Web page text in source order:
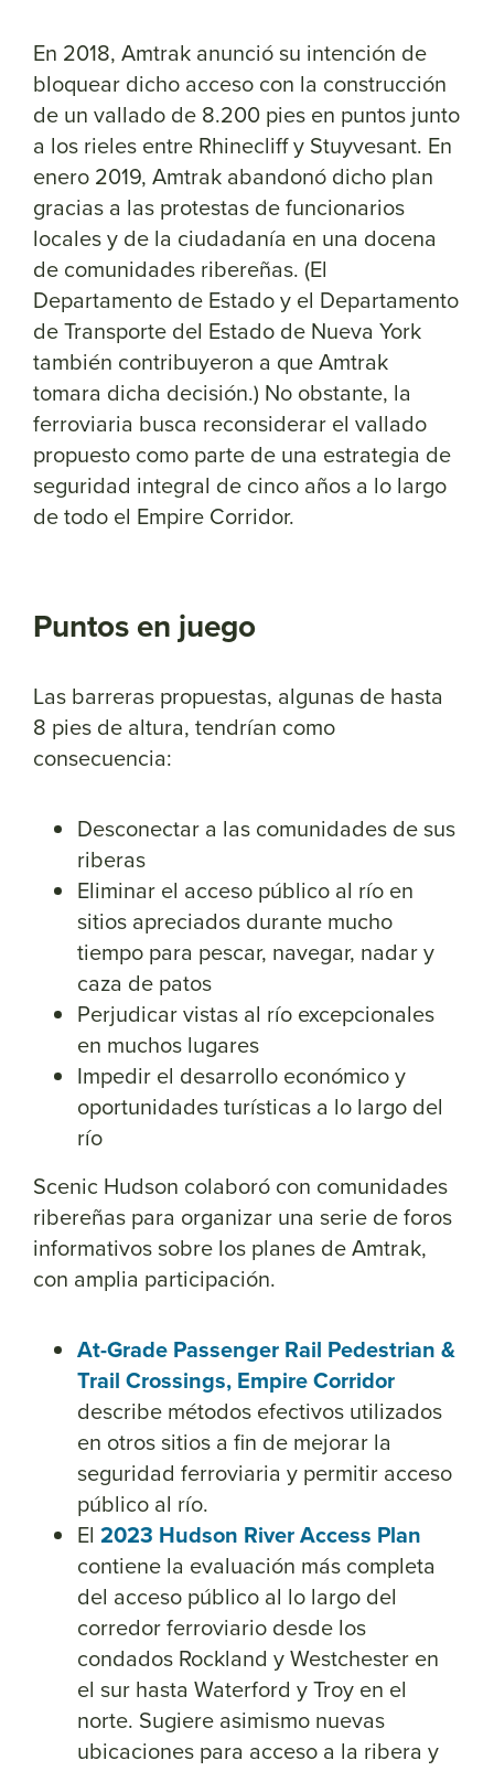
En 2018, Amtrak anunció su intención de
bloquear dicho acceso con la construcción
de un vallado de 8.200 pies en puntos junto
a los rieles entre Rhinecliff y Stuyvesant. En
enero 2019, Amtrak abandonó dicho plan
gracias a las protestas de funcionarios
locales y de la ciudadanía en una docena
de comunidades ribereñas. (El
Departamento de Estado y el Departamento
de Transporte del Estado de Nueva York
también contribuyeron a que Amtrak
tomara dicha decisión.) No obstante, la
ferroviaria busca reconsiderar el vallado
propuesto como parte de una estrategia de
seguridad integral de cinco años a lo largo
de todo el Empire Corridor.
Puntos en juego
Las barreras propuestas, algunas de hasta
8 pies de altura, tendrían como
consecuencia:
Desconectar a las comunidades de sus
riberas
Eliminar el acceso público al río en
sitios apreciados durante mucho
tiempo para pescar, navegar, nadar y
caza de patos
Perjudicar vistas al río excepcionales
en muchos lugares
Impedir el desarrollo económico y
oportunidades turísticas a lo largo del
río
Scenic Hudson colaboró con comunidades
ribereñas para organizar una serie de foros
informativos sobre los planes de Amtrak,
con amplia participación.
At-Grade Passenger Rail Pedestrian &
Trail Crossings, Empire Corridor
describe métodos efectivos utilizados
en otros sitios a fin de mejorar la
seguridad ferroviaria y permitir acceso
público al río.
El 2023 Hudson River Access Plan
contiene la evaluación más completa
del acceso público al lo largo del
corredor ferroviario desde los
condados Rockland y Westchester en
el sur hasta Waterford y Troy en el
norte. Sugiere asimismo nuevas
ubicaciones para acceso a la ribera y